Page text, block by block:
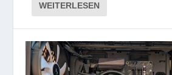
WEITERLESEN